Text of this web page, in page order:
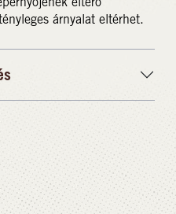
árnyalat eltérhet.